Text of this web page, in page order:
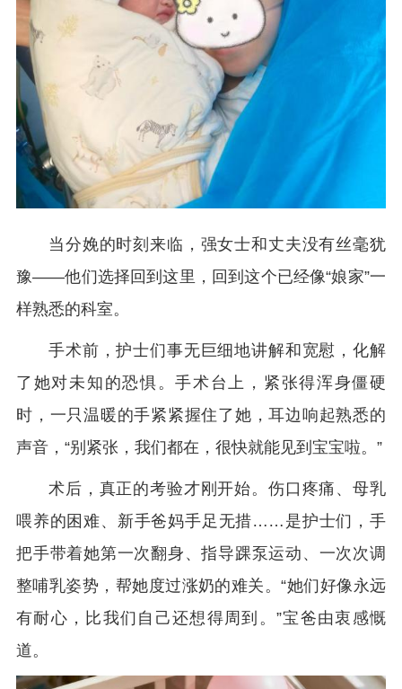
当分娩的时刻来临，强女士和丈夫没有丝毫犹
豫——他们选择回到这里，回到这个已经像“娘家”一
样熟悉的科室。
手术前，护士们事无巨细地讲解和宽慰，化解
了她对未知的恐惧。手术台上，紧张得浑身僵硬
时，一只温暖的手紧紧握住了她，耳边响起熟悉的
声音，“别紧张，我们都在，很快就能见到宝宝啦。”
术后，真正的考验才刚开始。伤口疼痛、母乳
喂养的困难、新手爸妈手足无措……是护士们，手
把手带着她第一次翻身、指导踝泵运动、一次次调
整哺乳姿势，帮她度过涨奶的难关。“她们好像永远
有耐心，比我们自己还想得周到。”宝爸由衷感慨
道。